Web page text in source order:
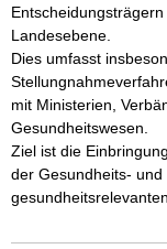
Landesebene.
Dies umfasst
mit Ministerien,
Gesundheitswesen.
Ziel ist die
der Gesundheits‑